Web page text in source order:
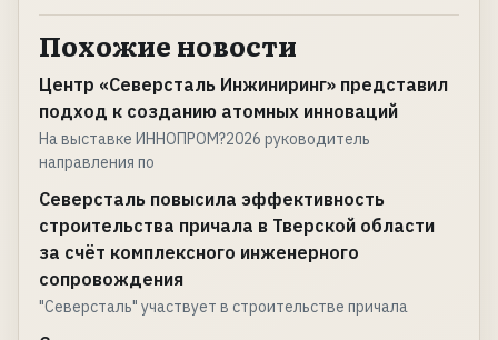
Похожие новости
Центр «Северсталь Инжиниринг» представил
подход к созданию атомных инноваций
На выставке ИННОПРОМ?2026 руководитель
направления по
Северсталь повысила эффективность
строительства причала в Тверской области
за счёт комплексного инженерного
сопровождения
"Северсталь" участвует в строительстве причала